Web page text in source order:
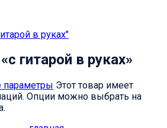
гитарой в руках»
параметры Этот товар имеет
Опции можно выбрать на